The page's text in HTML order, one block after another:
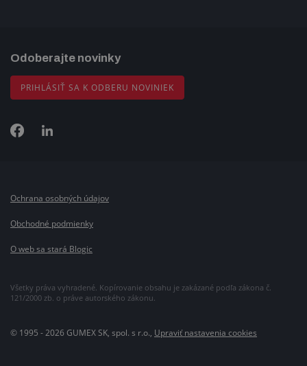
Odoberajte novinky
PRIHLÁSIŤ SA K ODBERU NOVINIEK
Všetky práva vyhradené. Kopírovanie obsahu je zakázané podľa zákona č.
121/2000 zb. o práve autorského zákonu.
Ochrana osobných údajov
Obchodné podmienky
O web sa stará Blogic
© 1995 - 2026 GUMEX SK, spol. s r.o., Upraviť nastavenia cookies